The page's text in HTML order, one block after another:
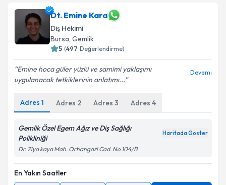
Dt. Emine Kara
Diş Hekimi
Bursa, Gemlik
5 (497 Değerlendirme)
Emine hoca güler yüzlü ve samimi yaklaşımı
uygulanacak tetkiklerinin anlatımı...
Devamı
Adres 1 Adres 2 Adres 3 Adres 4
Gemlik Özel Egem Ağız ve Diş Sağlığı
Polikliniği
Haritada Göster
Dr. Ziya kaya Mah. Orhangazi Cad. No 104/B
En Yakın Saatler